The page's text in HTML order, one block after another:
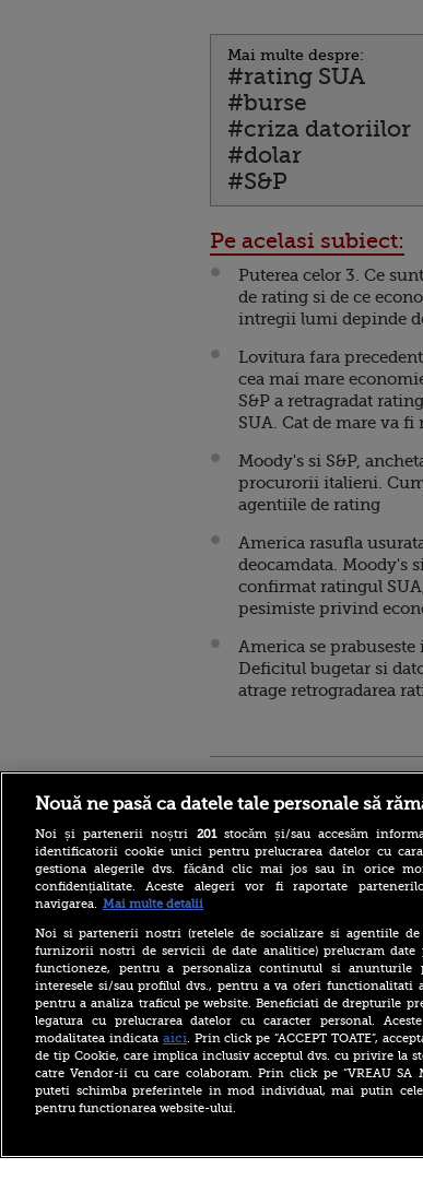
Mai multe despre:
#rating SUA
#burse
#criza datoriilor
#dolar
#S&P
Pe acelasi subiect:
Puterea celor 3. Ce
de rating si de ce
intregii lumi depinde
Lovitura fara
cea mai mare
S&P a retragradat
SUA. Cat de mare va fi
Moody's si S&P,
procurorii italieni.
agentiile de rating
America rasufla
deocamdata. Moody's
confirmat ratingul
pesimiste privind
America se prabuseste
Deficitul bugetar si
atrage retrogradarea
româncă a fost arestată în
Germania pentru spionaj în
favoarea Rusiei
Alerta West Nile: două
persoane au murit, iar
numărul cazurilor a ajuns la
10. Măsurile de protecție
împotriva țânțarilor
Ce le-a spus Donald Trump
donatorilor despre
succesorul său pentru
Nouă ne pasă ca datele tale personale să
Noi și partenerii noștri 201stocăm și/sau accesăm
identificatorii cookie unici pentru prelucrarea datelor cu
gestiona alegerile dvs. făcând clic mai jos sau în orice
confidențialitate. Aceste alegeri vor fi raportate
navigarea. Mai multe detalii
Noi si partenerii nostri (retelele de socializare si agentiile
furnizorii nostri de servicii de date analitice) prelucram date
functioneze, pentru a personaliza continutul si anunturile
interesele si/sau profilul dvs., pentru a va oferi functionalitati
pentru a analiza traficul pe website. Beneficiati de drepturile
legatura cu prelucrarea datelor cu caracter personal.
modalitatea indicata aici. Prin click pe “ACCEPT TOATE”,
de tip Cookie, care implica inclusiv acceptul dvs. cu privire la
catre Vendor-ii cu care colaboram. Prin click pe “VREAU SA
puteti schimba preferintele in mod individual, mai putin cele
pentru functionarea website-ului.